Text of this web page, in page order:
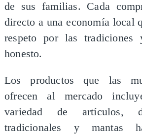
de sus familias. Cada
directo a una economía local
respeto por las
honesto.
Los productos que las
ofrecen al mercado
variedad de artículos,
tradicionales y mantas